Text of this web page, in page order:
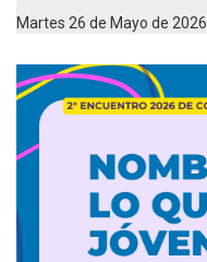
Martes 26 de Mayo de 2026